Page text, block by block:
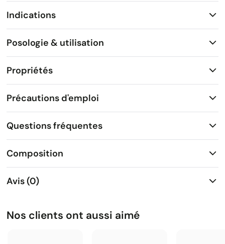
Indications
Posologie & utilisation
Propriétés
Précautions d'emploi
Questions fréquentes
Composition
Avis (0)
Nos clients ont aussi aimé